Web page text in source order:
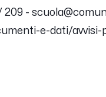
-
e-dati/avvisi-